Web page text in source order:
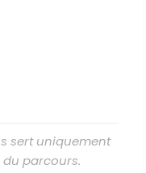
sert uniquement
parcours.